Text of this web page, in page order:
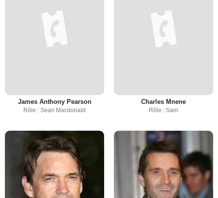
James Anthony Pearson
Rôle : Sean Macdonald
Charles Mnene
Rôle : Sam